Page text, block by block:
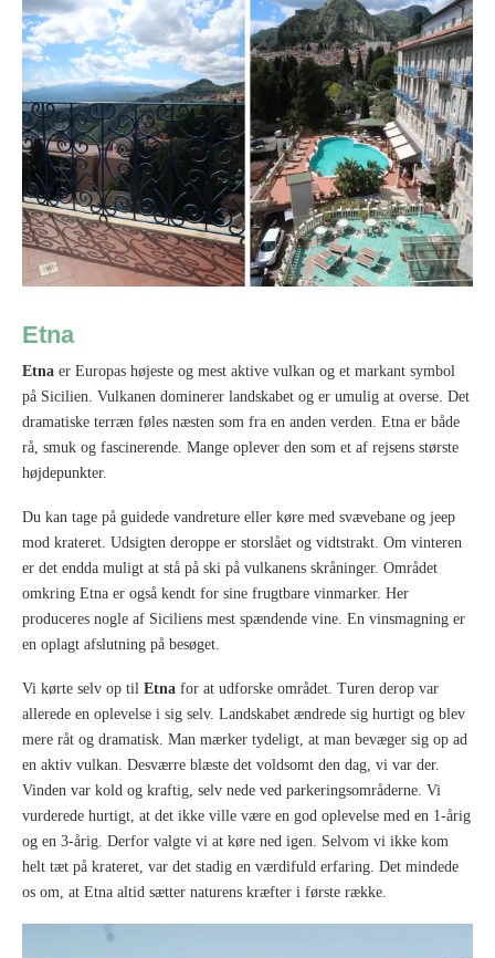
Etna
Etna er Europas højeste og mest aktive vulkan og et markant symbol
på Sicilien. Vulkanen dominerer landskabet og er umulig at overse. Det
dramatiske terræn føles næsten som fra en anden verden. Etna er både
rå, smuk og fascinerende. Mange oplever den som et af rejsens største
højdepunkter.
Du kan tage på guidede vandreture eller køre med svævebane og jeep
mod krateret. Udsigten deroppe er storslået og vidtstrakt. Om vinteren
er det endda muligt at stå på ski på vulkanens skråninger. Området
omkring Etna er også kendt for sine frugtbare vinmarker. Her
produceres nogle af Siciliens mest spændende vine. En vinsmagning er
en oplagt afslutning på besøget.
Vi kørte selv op til Etna for at udforske området. Turen derop var
allerede en oplevelse i sig selv. Landskabet ændrede sig hurtigt og blev
mere råt og dramatisk. Man mærker tydeligt, at man bevæger sig op ad
en aktiv vulkan. Desværre blæste det voldsomt den dag, vi var der.
Vinden var kold og kraftig, selv nede ved parkeringsområderne. Vi
vurderede hurtigt, at det ikke ville være en god oplevelse med en 1-årig
og en 3-årig. Derfor valgte vi at køre ned igen. Selvom vi ikke kom
helt tæt på krateret, var det stadig en værdifuld erfaring. Det mindede
os om, at Etna altid sætter naturens kræfter i første række.